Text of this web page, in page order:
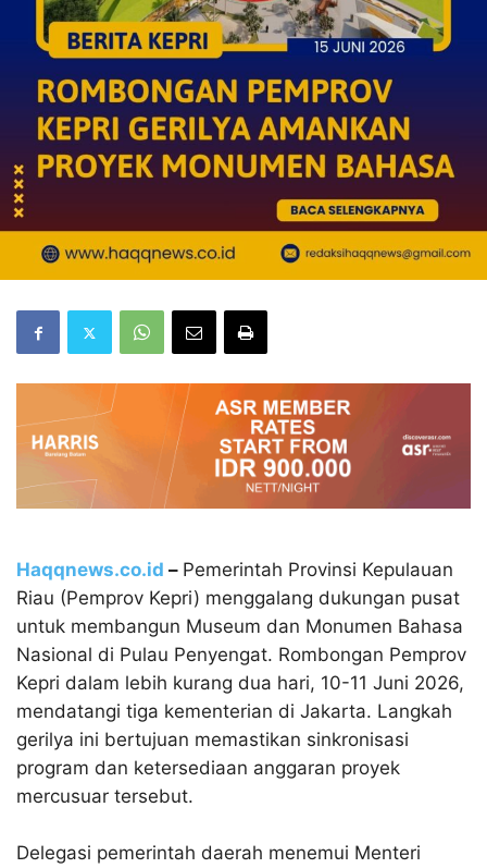
Haqqnews.co.id – Pemerintah Provinsi Kepulauan
Riau (Pemprov Kepri) menggalang dukungan pusat
untuk membangun Museum dan Monumen Bahasa
Nasional di Pulau Penyengat. Rombongan Pemprov
Kepri dalam lebih kurang dua hari, 10-11 Juni 2026,
mendatangi tiga kementerian di Jakarta. Langkah
gerilya ini bertujuan memastikan sinkronisasi
program dan ketersediaan anggaran proyek
mercusuar tersebut.
Delegasi pemerintah daerah menemui Menteri